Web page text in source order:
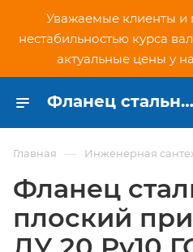
Уважаемые клиенты и
нестабильностью курса
актуальные цены у
Фланец стальной плоский приварной ДУ 20 Ру10 ГОСТ 33259-2015 - купить по низкой цене в Москве, интернет-магазин PNDtech.ru
Главная — Инженерная
Фланец
плоский